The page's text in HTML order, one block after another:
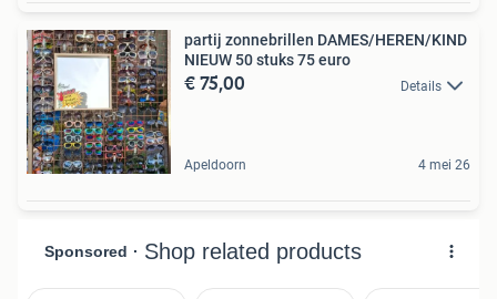
partij zonnebrillen DAMES/HEREN/KIND
NIEUW 50 stuks 75 euro
€ 75,00 Details
Apeldoorn 4 mei 26